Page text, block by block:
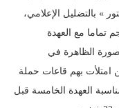
دستور » بالتضليل الإعلامي،
تماما مع العهدة
الظاهرة في
امتلأت بهم قاعات حملة
العهدة الخامسة قبل